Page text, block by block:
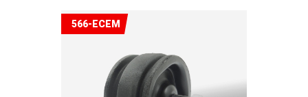
566-ECEM